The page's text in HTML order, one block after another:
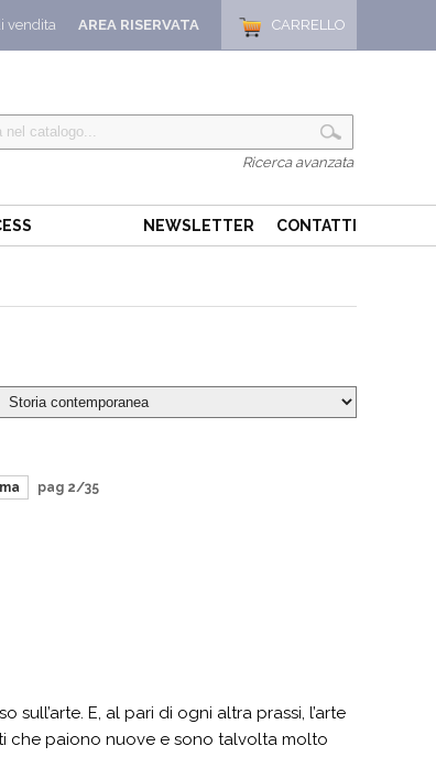
CARRELLO
AREA RISERVATA
vendita
Ricerca avanzata
NEWSLETTER CONTATTI
pag 2/35
E, al pari di ogni altra prassi, l’arte
che paiono nuove e sono talvolta molto